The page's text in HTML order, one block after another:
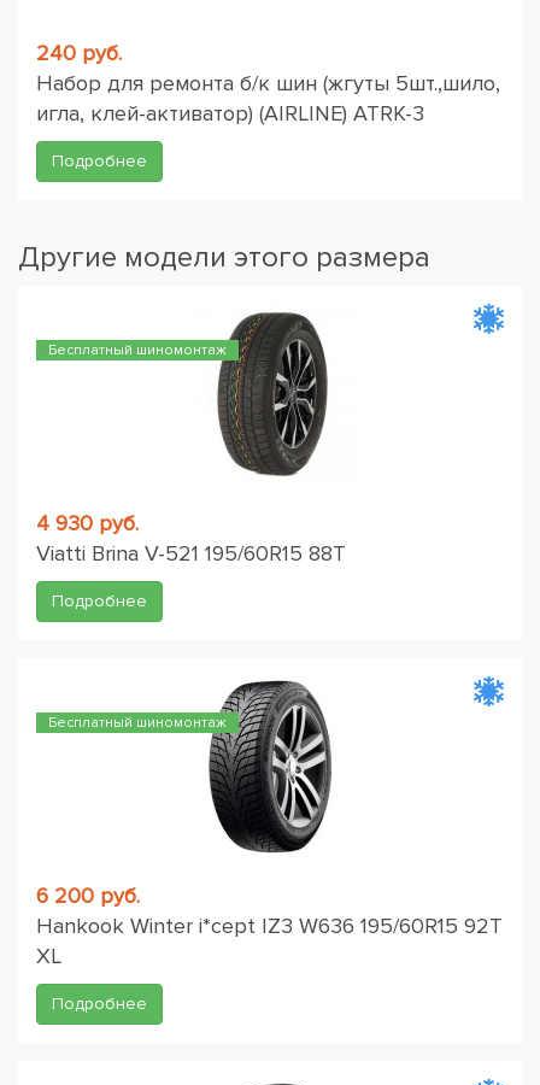
240 руб.
Набор для ремонта б/к шин (жгуты 5шт.,шило,
игла, клей-активатор) (AIRLINE) ATRK-3
Подробнее
Другие модели этого размера
Бесплатный шиномонтаж
4 930 руб.
Viatti Brina V-521 195/60R15 88T
Подробнее
Бесплатный шиномонтаж
6 200 руб.
Hankook Winter i*cept IZ3 W636 195/60R15 92T
XL
Подробнее